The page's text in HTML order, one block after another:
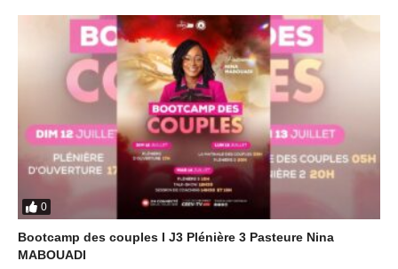
0
Bootcamp des couples I J3 Plénière 3 Pasteure Nina
MABOUADI